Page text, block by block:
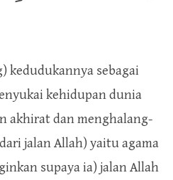
kedudukannya sebagai
kehidupan dunia
akhirat dan menghalang-
jalan Allah) yaitu agama
supaya ia) jalan Allah